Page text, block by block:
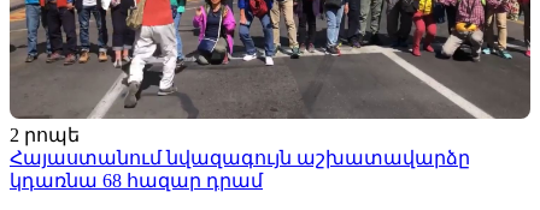
2 րոպե
Հայաստանում նվազագույն աշխատավարձը
կդառնա 68 հազար դրամ